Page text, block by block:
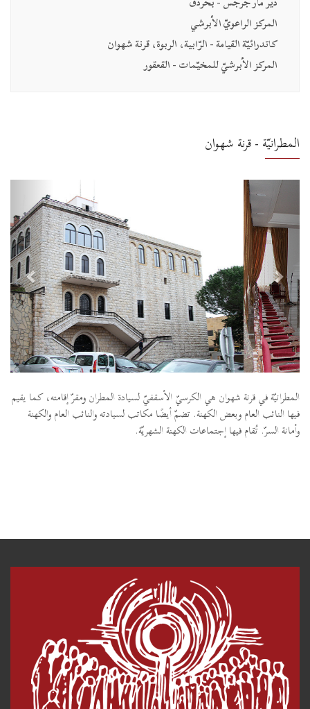
المركز الراعويّ الأبرشي
كاتدرائيّة القيامة - الرّابية، الربوة، قرنة شهوان
المركز الأبرشيّ للمخيّمات - القعقور
المطرانيّة - قرنة شهوان
P
r
e
v
i
o
u
s
N
e
x
t
المطرانيّة في قرنة شهوان هي الكرسيّ الأسقفيّ لسيادة المطران ومقرّ إقامته، كما يقيم
فيها النائب العام وبعض الكهنة. تضمّ أيضًا مكاتب لسيادته والنائب العام والكهنة
وأمانة السرّ. تُقام فيها إجتماعات الكهنة الشهريّة.